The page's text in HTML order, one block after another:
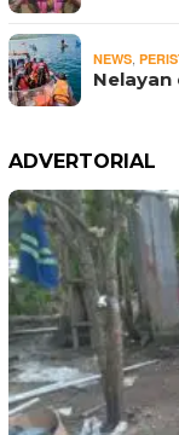
NEWS,
ADVERTORIAL